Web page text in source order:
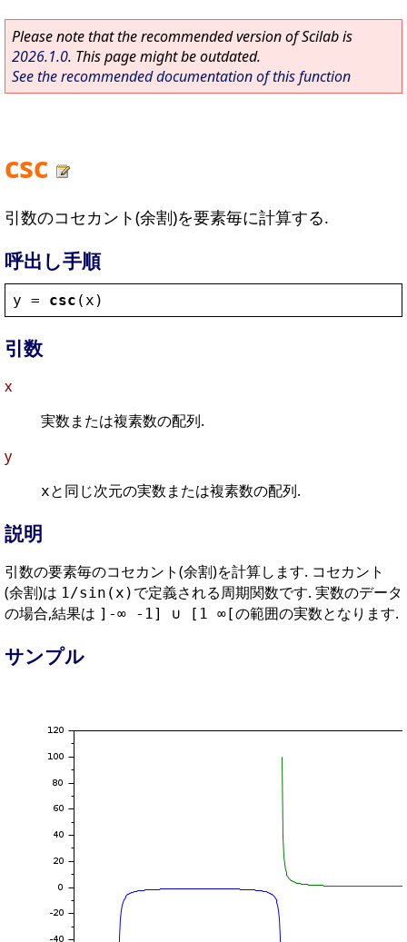
Please note that the recommended version of Scilab is
2026.1.0. This page might be outdated.
See the recommended documentation of this function
csc
引数のコセカント(余割)を要素毎に計算する.
呼出し手順
y = csc ( x )
引数
x
実数または複素数の配列.
y
xと同じ次元の実数または複素数の配列.
説明
引数の要素毎のコセカント(余割)を計算します. コセカント
(余割)は 1/sin(x) で定義される周期関数です. 実数のデータ
の場合,結果は ]-∞ -1] ∪ [1 ∞[の範囲の実数となります.
サンプル